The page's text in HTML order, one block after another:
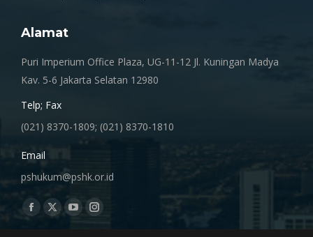
Alamat
Puri Imperium Office Plaza, UG-11-12 Jl. Kuningan Madya
Kav. 5-6 Jakarta Selatan 12980
Telp; Fax
(021) 8370-1809; (021) 8370-1810
Email
pshukum@pshk.or.id
Find us on:
Facebook
X
YouTubeInstagram